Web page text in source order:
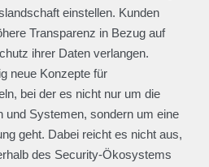
einstellen. Kunden
Transparenz in Bezug auf
ihrer Daten verlangen.
neue Konzepte für
bei der es nicht nur um die
und Systemen, sondern um eine
geht. Dabei reicht es nicht aus,
des Security-Ökosystems